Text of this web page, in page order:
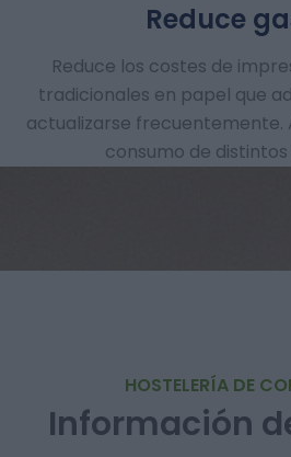
Reduce los costes de
tradicionales en papel que
actualizarse frecuentemente.
consumo de
Reduce
HOSTELERÍA DE
Información